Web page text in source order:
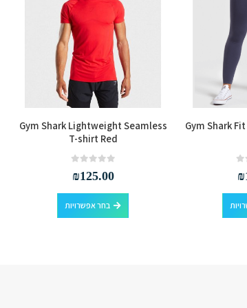
Gym Shark
₪
למוצר זה יש מספר סוגים. ניתן לבחור את האפשרויות בעמוד המוצר
Gym Shark Lightweight Seamless
T-shirt Red
₪125.00
בחר אפשרויות
למוצר זה יש מספר סוגים. ניתן לבחור את האפשרויות בעמוד המוצר